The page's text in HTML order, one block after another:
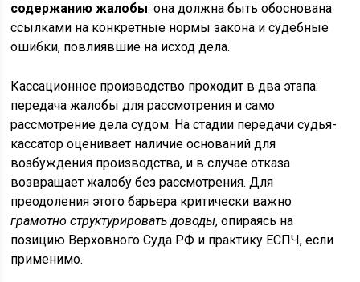
содержанию жалобы: она должна быть обоснована
ссылками на конкретные нормы закона и судебные
ошибки, повлиявшие на исход дела.
Кассационное производство проходит в два этапа:
передача жалобы для рассмотрения и само
рассмотрение дела судом. На стадии передачи судья-
кассатор оценивает наличие оснований для
возбуждения производства, и в случае отказа
возвращает жалобу без рассмотрения. Для
преодоления этого барьера критически важно
грамотно структурировать доводы, опираясь на
позицию Верховного Суда РФ и практику ЕСПЧ, если
применимо.